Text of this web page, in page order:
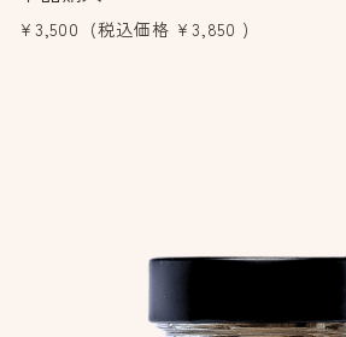
¥3,500 (税込価格 ¥3,850 )